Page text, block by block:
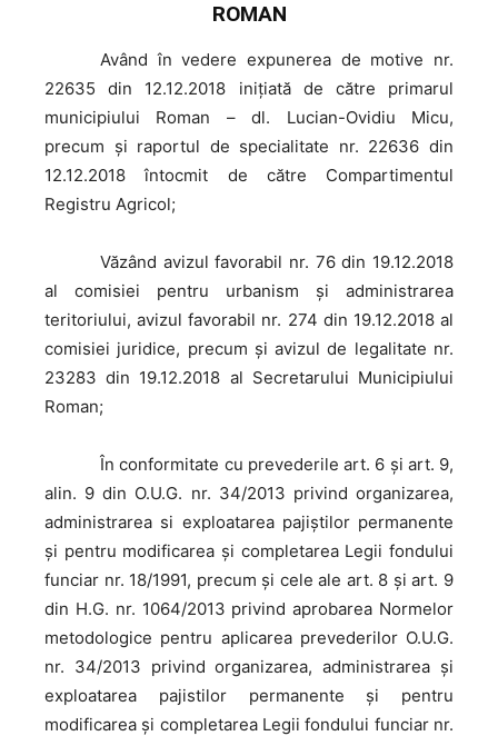
ROMAN
Având în vedere expunerea de motive nr.
22635 din 12.12.2018 inițiată de către primarul
municipiului Roman – dl. Lucian-Ovidiu Micu,
precum şi raportul de specialitate nr. 22636 din
12.12.2018 întocmit de către Compartimentul
Registru Agricol;
Văzând avizul favorabil nr. 76 din 19.12.2018
al comisiei pentru urbanism și administrarea
teritoriului, avizul favorabil nr. 274 din 19.12.2018 al
comisiei juridice, precum şi avizul de legalitate nr.
23283 din 19.12.2018 al Secretarului Municipiului
Roman;
În conformitate cu prevederile art. 6 și art. 9,
alin. 9 din O.U.G. nr. 34/2013 privind organizarea,
administrarea si exploatarea pajiștilor permanente
și pentru modificarea și completarea Legii fondului
funciar nr. 18/1991, precum și cele ale art. 8 și art. 9
din H.G. nr. 1064/2013 privind aprobarea Normelor
metodologice pentru aplicarea prevederilor O.U.G.
nr. 34/2013 privind organizarea, administrarea și
exploatarea pajistilor permanente și pentru
modificarea și completarea Legii fondului funciar nr.